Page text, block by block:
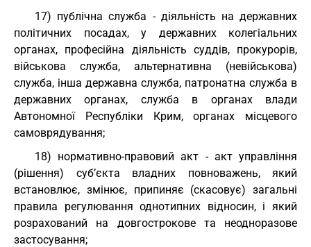
17) публічна служба - діяльність на державних
політичних посадах, у державних колегіальних
органах, професійна діяльність суддів, прокурорів,
військова служба, альтернативна (невійськова)
служба, інша державна служба, патронатна служба в
державних органах, служба в органах влади
Автономної Республіки Крим, органах місцевого
самоврядування;
18) нормативно-правовий акт - акт управління
(рішення) суб’єкта владних повноважень, який
встановлює, змінює, припиняє (скасовує) загальні
правила регулювання однотипних відносин, і який
розрахований на довгострокове та неодноразове
застосування;